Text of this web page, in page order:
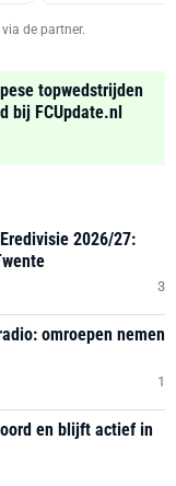
de partner.
topwedstrijden
bij FCUpdate.nl
2026/27:
3
omroepen nemen
1
en blijft actief in